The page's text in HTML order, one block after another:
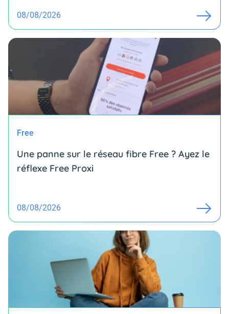
08/08/2026
Free
Une panne sur le réseau fibre Free ? Ayez le
réflexe Free Proxi
08/08/2026